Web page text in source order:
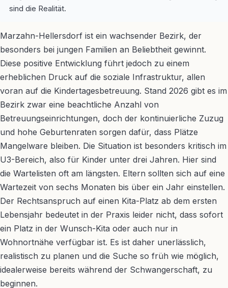
sind die Realität.
Marzahn-Hellersdorf ist ein wachsender Bezirk, der
besonders bei jungen Familien an Beliebtheit gewinnt.
Diese positive Entwicklung führt jedoch zu einem
erheblichen Druck auf die soziale Infrastruktur, allen
voran auf die Kindertagesbetreuung. Stand 2026 gibt es im
Bezirk zwar eine beachtliche Anzahl von
Betreuungseinrichtungen, doch der kontinuierliche Zuzug
und hohe Geburtenraten sorgen dafür, dass Plätze
Mangelware bleiben. Die Situation ist besonders kritisch im
U3-Bereich, also für Kinder unter drei Jahren. Hier sind
die Wartelisten oft am längsten. Eltern sollten sich auf eine
Wartezeit von sechs Monaten bis über ein Jahr einstellen.
Der Rechtsanspruch auf einen Kita-Platz ab dem ersten
Lebensjahr bedeutet in der Praxis leider nicht, dass sofort
ein Platz in der Wunsch-Kita oder auch nur in
Wohnortnähe verfügbar ist. Es ist daher unerlässlich,
realistisch zu planen und die Suche so früh wie möglich,
idealerweise bereits während der Schwangerschaft, zu
beginnen.